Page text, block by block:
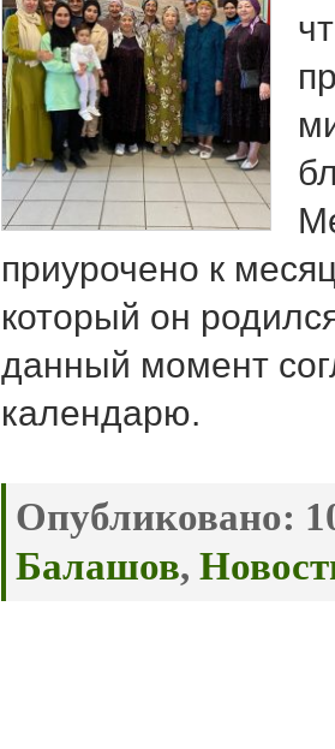
приурочено к
который он
данный момент
календарю.
Опубликовано:
Балашов,